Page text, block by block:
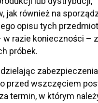
jak również na
opisu tych
w razie konieczności – z
próbek.
przed wszczęciem
termin, w którym